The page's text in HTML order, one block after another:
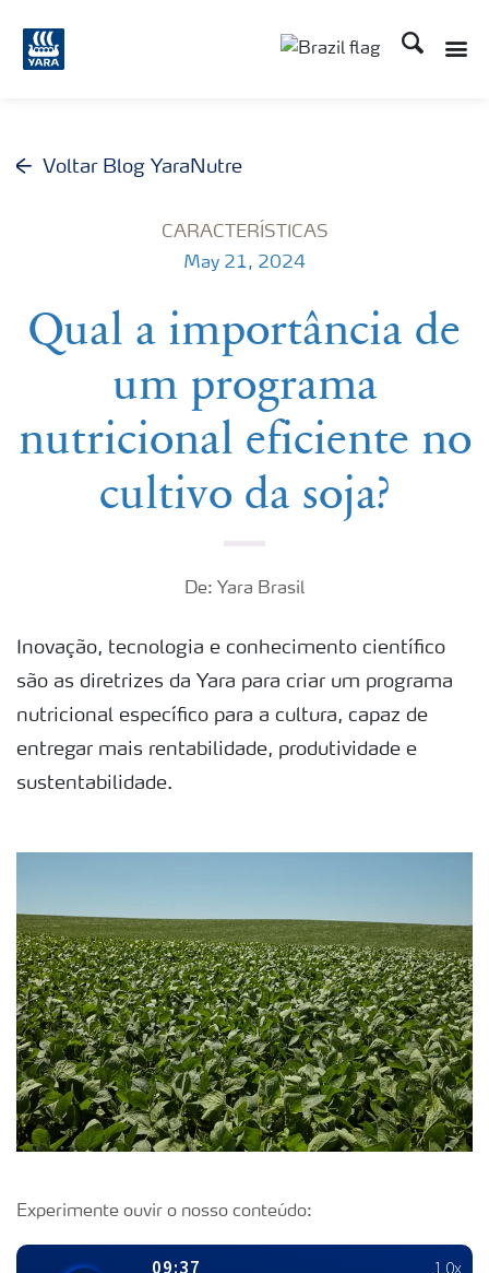
Busca
Voltar Blog YaraNutre
CARACTERÍSTICAS
May 21, 2024
Qual a importância de
um programa
nutricional eficiente no
cultivo da soja?
De: Yara Brasil
Inovação, tecnologia e conhecimento científico
são as diretrizes da Yara para criar um programa
nutricional específico para a cultura, capaz de
entregar mais rentabilidade, produtividade e
sustentabilidade.
Experimente ouvir o nosso conteúdo: